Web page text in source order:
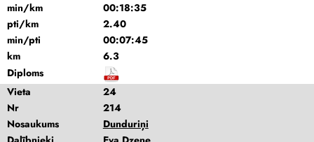
min/km
00:18:35
pti/km
2.40
min/pti
00:07:45
km
6.3
Diploms
Vieta
24
Nr
214
Nosaukums
Dunduriņi